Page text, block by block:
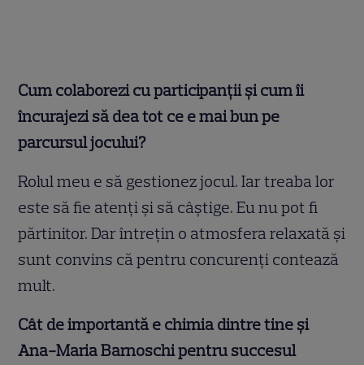
Cum colaborezi cu participanții și cum îi
încurajezi să dea tot ce e mai bun pe
parcursul jocului?
Rolul meu e să gestionez jocul. Iar treaba lor
este să fie atenți și să câștige. Eu nu pot fi
părtinitor. Dar întrețin o atmosfera relaxată și
sunt convins că pentru concurenți contează
mult.
Cât de importantă e chimia dintre tine și
Ana-Maria Barnoschi pentru succesul